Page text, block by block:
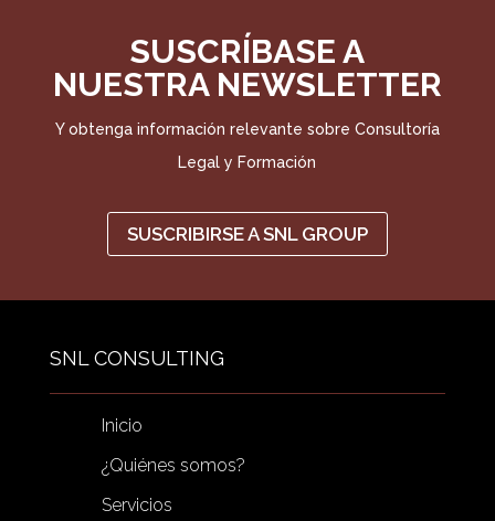
SUSCRÍBASE A
NUESTRA NEWSLETTER
Y obtenga información relevante sobre Consultoría
Legal y Formación
SUSCRIBIRSE A SNL GROUP
SNL CONSULTING
Inicio
¿Quiénes somos?
Servicios